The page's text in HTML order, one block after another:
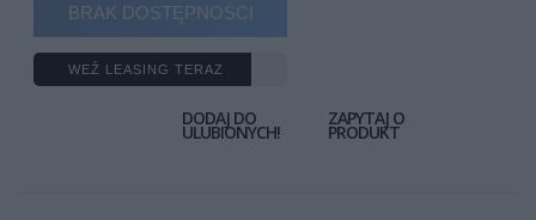
BRAK DOSTĘPNOŚCI
WEŹ LEASING TERAZ
DODAJ DO
ULUBIONYCH!
ZAPYTAJ O
PRODUKT